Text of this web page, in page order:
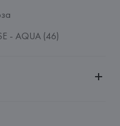
- AQUA (46)